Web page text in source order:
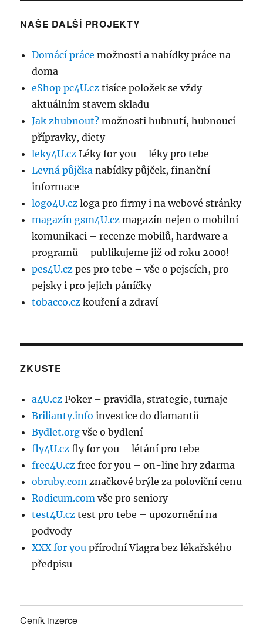
NAŠE DALŠÍ PROJEKTY
Domácí práce možnosti a nabídky práce na
doma
eShop pc4U.cz tisíce položek se vždy
aktuálním stavem skladu
Jak zhubnout? možnosti hubnutí, hubnoucí
přípravky, diety
leky4U.cz Léky for you – léky pro tebe
Levná půjčka nabídky půjček, finanční
informace
logo4U.cz loga pro firmy i na webové stránky
magazín gsm4U.cz magazín nejen o mobilní
komunikaci – recenze mobilů, hardware a
programů – publikujeme již od roku 2000!
pes4U.cz pes pro tebe – vše o pejscích, pro
pejsky i pro jejich páníčky
tobacco.cz kouření a zdraví
ZKUSTE
a4U.cz Poker – pravidla, strategie, turnaje
Brilianty.info investice do diamantů
Bydlet.org vše o bydlení
fly4U.cz fly for you – létání pro tebe
free4U.cz free for you – on-line hry zdarma
obruby.com značkové brýle za poloviční cenu
Rodicum.com vše pro seniory
test4U.cz test pro tebe – upozornění na
podvody
XXX for you přírodní Viagra bez lékařského
předpisu
Ceník inzerce